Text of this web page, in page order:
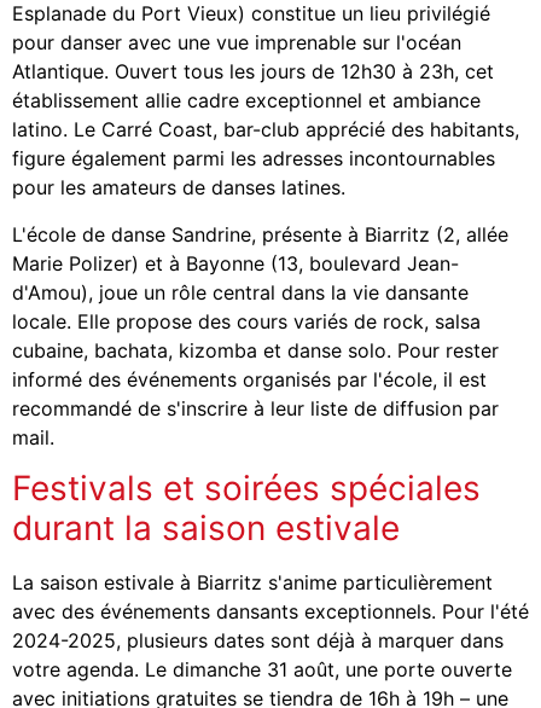
Esplanade du Port Vieux) constitue un lieu privilégié
pour danser avec une vue imprenable sur l'océan
Atlantique. Ouvert tous les jours de 12h30 à 23h, cet
établissement allie cadre exceptionnel et ambiance
latino. Le Carré Coast, bar-club apprécié des habitants,
figure également parmi les adresses incontournables
pour les amateurs de danses latines.
L'école de danse Sandrine, présente à Biarritz (2, allée
Marie Polizer) et à Bayonne (13, boulevard Jean-
d'Amou), joue un rôle central dans la vie dansante
locale. Elle propose des cours variés de rock, salsa
cubaine, bachata, kizomba et danse solo. Pour rester
informé des événements organisés par l'école, il est
recommandé de s'inscrire à leur liste de diffusion par
mail.
Festivals et soirées spéciales
durant la saison estivale
La saison estivale à Biarritz s'anime particulièrement
avec des événements dansants exceptionnels. Pour l'été
2024-2025, plusieurs dates sont déjà à marquer dans
votre agenda. Le dimanche 31 août, une porte ouverte
avec initiations gratuites se tiendra de 16h à 19h – une